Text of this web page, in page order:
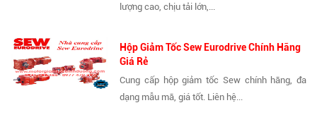
lượng cao, chịu tải lớn,...
Hộp Giảm Tốc Sew Eurodrive Chính Hãng
Giá Rẻ
Cung cấp hộp giảm tốc Sew chính hãng, đa
dạng mẫu mã, giá tốt. Liên hệ...